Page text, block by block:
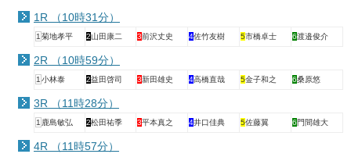
1R （10時31分）
1菊地孝平 2山田康二 3前沢丈史 4佐竹友樹 5市橋卓士 6渡邉俊介
2R （10時59分）
1小林泰 2益田啓司 3新田雄史 4高橋直哉 5金子和之 6桑原悠
3R （11時28分）
1 鹿島敏弘 2松田祐季 3平本真之 4井口佳典 5佐藤翼 6門間雄大
4R （11時57分）